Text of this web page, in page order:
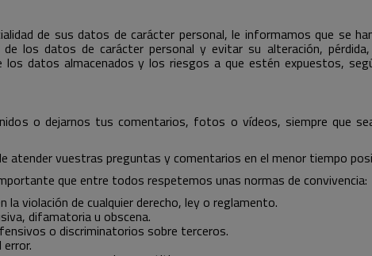
de sus datos de carácter personal, le informamos que se
los datos de carácter personal y evitar su alteración,
datos almacenados y los riesgos a que estén expuestos,
o dejarnos tus comentarios, fotos o vídeos, siempre que
vuestras preguntas y comentarios en el menor tiempo
que entre todos respetemos unas normas de convivencia:
la violación de cualquier derecho, ley o reglamento.
difamatoria u obscena.
o discriminatorios sobre terceros.